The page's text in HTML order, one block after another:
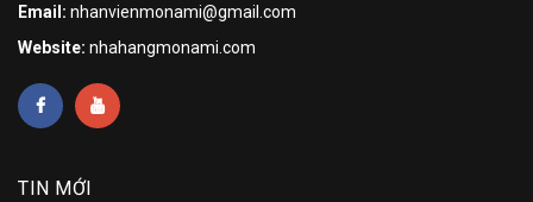
Email: nhanvienmonami@gmail.com
Website: nhahangmonami.com
TIN MỚI